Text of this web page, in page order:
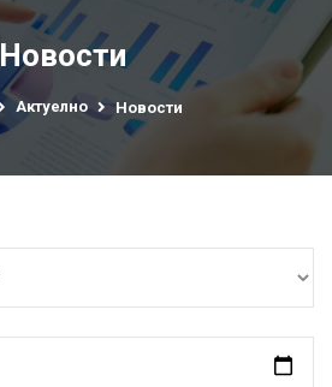
Новости
Актуелно Новости